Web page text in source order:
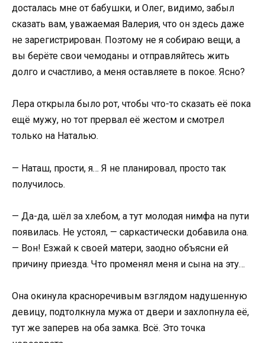
досталась мне от бабушки, и Олег, видимо, забыл
сказать вам, уважаемая Валерия, что он здесь даже
не зарегистрирован. Поэтому не я собираю вещи, а
вы берёте свои чемоданы и отправляйтесь жить
долго и счастливо, а меня оставляете в покое. Ясно?
Лера открыла было рот, чтобы что-то сказать её пока
ещё мужу, но тот прервал её жестом и смотрел
только на Наталью.
— Наташ, прости, я… Я не планировал, просто так
получилось.
— Да-да, шёл за хлебом, а тут молодая нимфа на пути
появилась. Не устоял, — саркастически добавила она.
— Вон! Езжай к своей матери, заодно объясни ей
причину приезда. Что променял меня и сына на эту…
Она окинула красноречивым взглядом надушенную
девицу, подтолкнула мужа от двери и захлопнула её,
тут же заперев на оба замка. Всё. Это точка